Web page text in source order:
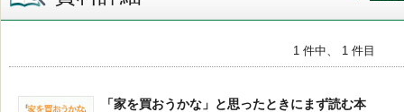
1 件中、 1 件目
「家を買おうかな」と思ったときにまず読む本